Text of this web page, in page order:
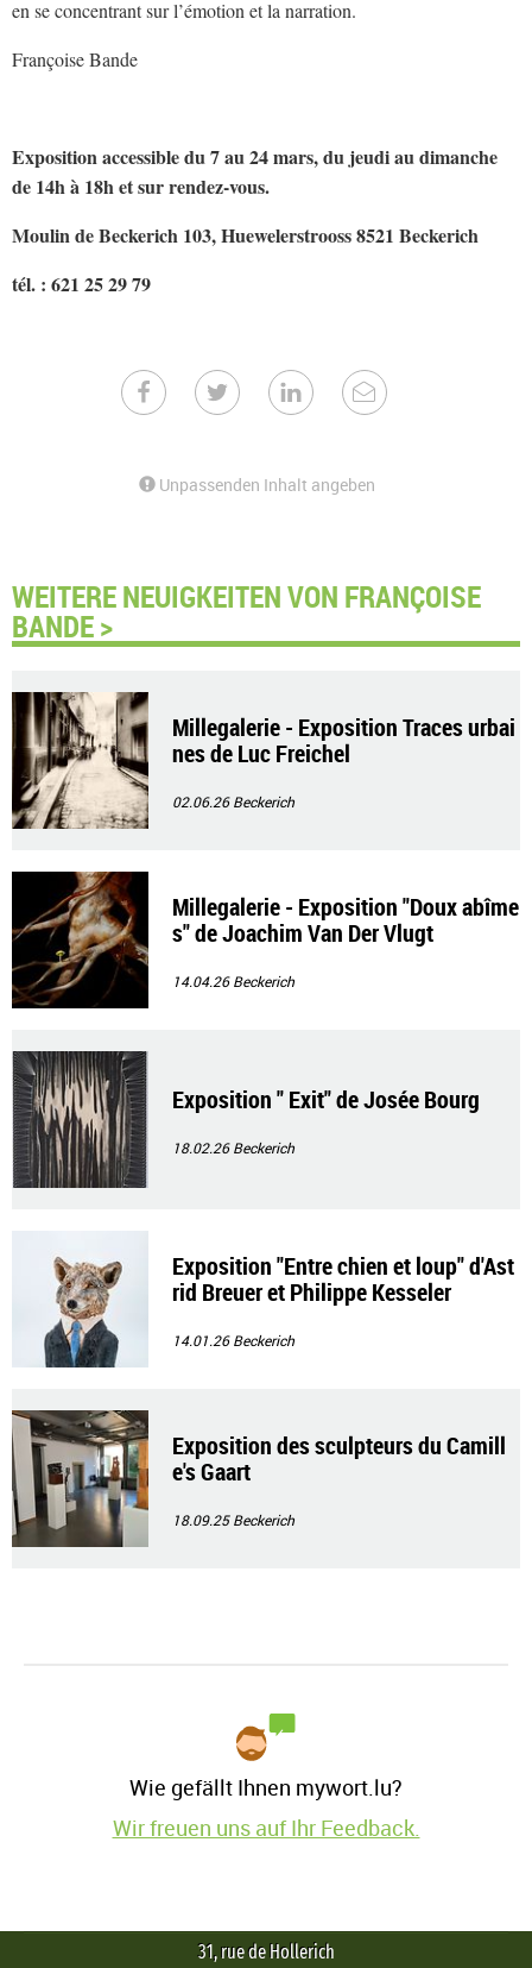
en se concentrant sur l’émotion et la narration.
Françoise Bande
Exposition accessible du 7 au 24 mars, du jeudi au dimanche
de 14h à 18h et sur rendez-vous.
Moulin de Beckerich 103, Huewelerstrooss 8521 Beckerich
tél. : 621 25 29 79
Unpassenden Inhalt angeben
WEITERE NEUIGKEITEN VON FRANÇOISE
BANDE >
Millegalerie - Exposition Traces urbai
nes de Luc Freichel
02.06.26Beckerich
Millegalerie - Exposition "Doux abîme
s" de Joachim Van Der Vlugt
14.04.26Beckerich
Exposition " Exit" de Josée Bourg
18.02.26Beckerich
Exposition "Entre chien et loup" d'Ast
rid Breuer et Philippe Kesseler
14.01.26Beckerich
Exposition des sculpteurs du Camill
e's Gaart
18.09.25Beckerich
Wie gefällt Ihnen mywort.lu?
Wir freuen uns auf Ihr Feedback.
31, rue de Hollerich